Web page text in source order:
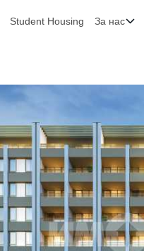
Student Housing За нас